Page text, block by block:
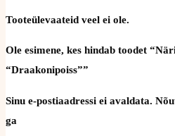
Tooteülevaateid veel ei ole.
Ole esimene, kes hindab toodet
“Draakonipoiss””
Sinu e-postiaadressi ei avaldata.
ga